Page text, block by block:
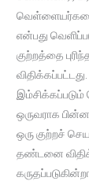
வெள்ளையர்களை
என்பது
குற்றத்தை
ஒருவராக
ஒரு குற்றச்
தண்டனை